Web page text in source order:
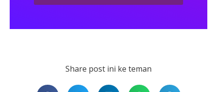
Share post ini ke teman